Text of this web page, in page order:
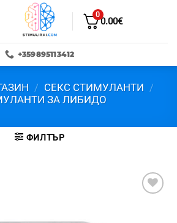
0
0.00€
+359895113412
/ СЕКС СТИМУЛАНТИ /
ЗА ЛИБИДО
ФИЛТЪР